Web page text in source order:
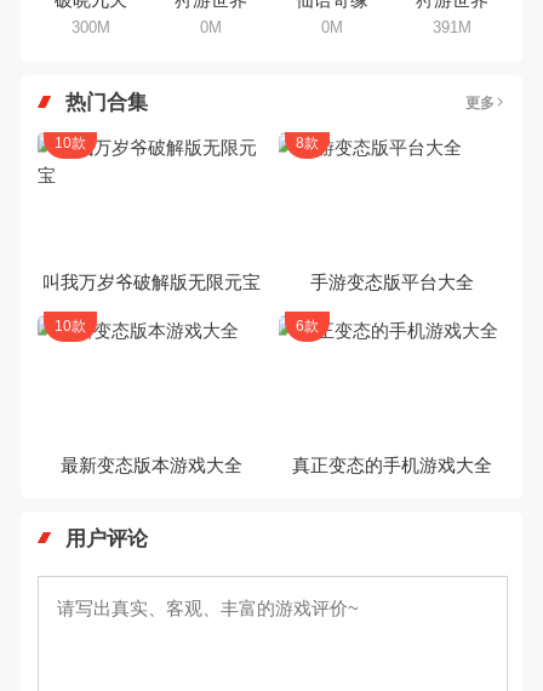
300M 0M 0M 391M
热门合集 更多
叫我万岁爷破解版无限元宝
10款
手游变态版平台大全
8款
最新变态版本游戏大全
10款
真正变态的手机游戏大全
6款
用户评论